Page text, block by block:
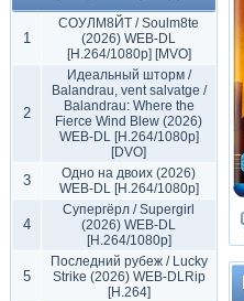
1
СОУЛМ8ЙТ / Soulm8te
(2026) WEB-DL
[H.264/1080p] [MVO]
2
Идеальный шторм /
Balandrau, vent salvatge /
Balandrau: Where the
Fierce Wind Blew (2026)
WEB-DL [H.264/1080p]
[DVO]
3
Одно на двоих (2026)
WEB-DL [H.264/1080p]
4
Супергёрл / Supergirl
(2026) WEB-DL
[H.264/1080p]
5
Последний рубеж / Lucky
Strike (2026) WEB-DLRip
[H.264]